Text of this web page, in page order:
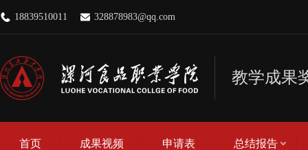
18839510011 328878983@qq.com
教学成果
首页 成果视频 申请表 总结报告